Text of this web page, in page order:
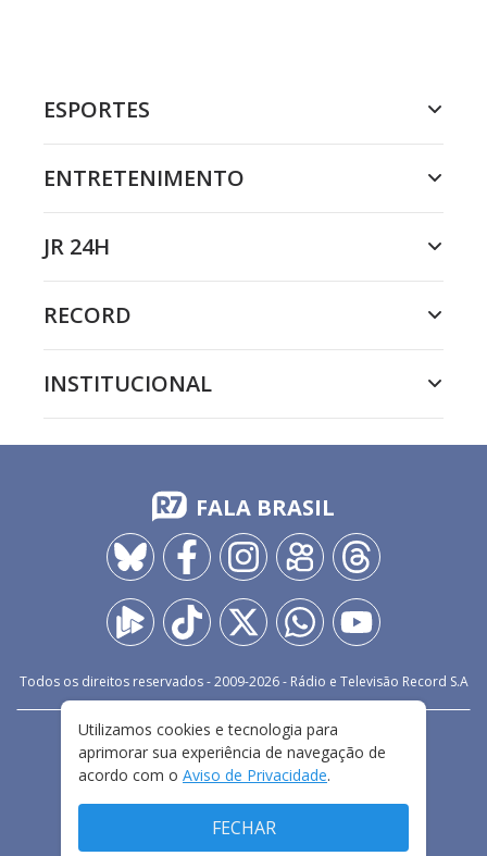
ESPORTES
ENTRETENIMENTO
JR 24H
RECORD
INSTITUCIONAL
FALA BRASIL
Todos os direitos reservados - 2009-2026- Rádio e Televisão Record S.A
FALE CONOSCO
PRIVACIDADE
TERMOS E CONDIÇÕES DE USO
Utilizamos cookies e tecnologia para
aprimorar sua experiência de navegação de
acordo com o Aviso de Privacidade.
FECHAR